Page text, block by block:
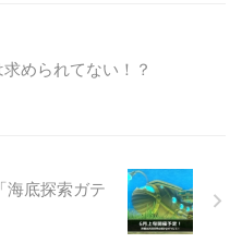
められてない！？
海底探索ガテ